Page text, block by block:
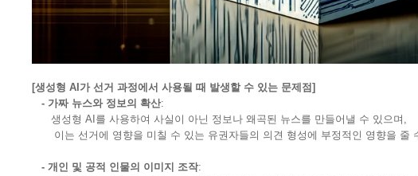
[생성형 AI가 선거 과정에서 사용될 때 발생할 수 있는 문제점]
- 가짜 뉴스와 정보의 확산:
생성형 AI를 사용하여 사실이 아닌 정보나 왜곡된 뉴스를 만들어낼 수 있으며,
이는 선거에 영향을 미칠 수 있는 유권자들의 의견 형성에 부정적인 영향을 줄
- 개인 및 공적 인물의 이미지 조작: